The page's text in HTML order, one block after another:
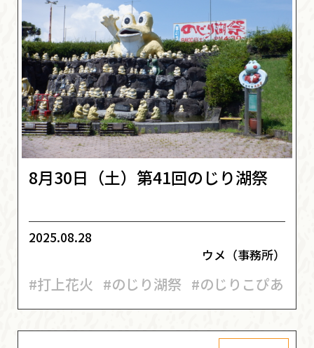
8月30日（土）第41回のじり湖祭
2025.08.28
ウメ（事務所）
#打上花火 #のじり湖祭 #のじりこぴあ